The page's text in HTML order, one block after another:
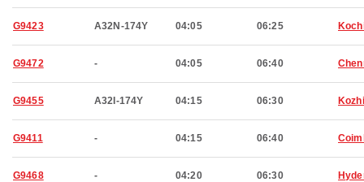
G9423 A32N-174Y 04:05 06:25
G9472 - 04:05 06:40
G9455 A32I-174Y 04:15 06:30
G9411 - 04:15 06:40
G9468 - 04:20 06:30